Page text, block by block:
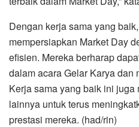
Dengan kerja sama yang
mempersiapkan Market Day
efisien. Mereka berharap
dalam acara Gelar Karya dan
Kerja sama yang baik ini
lainnya untuk terus
prestasi mereka. (had/rin)